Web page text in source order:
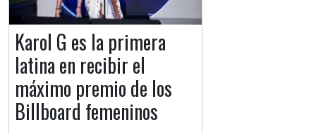
Karol G es la primera
latina en recibir el
máximo premio de los
Billboard femeninos